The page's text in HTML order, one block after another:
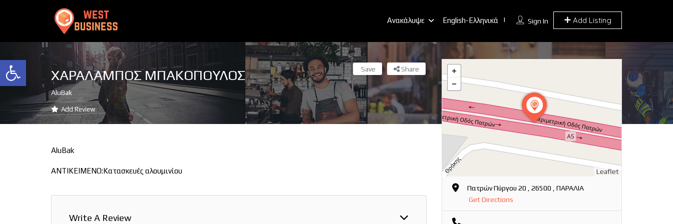
Ανοίξτε τη γραμμή εργαλείων
Sign In Add Listing
Ανακάλυψε English-Ελληνικά
ΧΑΡΑΛΑΜΠΟΣ ΜΠΑΚΟΠΟΥΛΟΣ
AluBak
Add Review
Share
Save
AluBak
ΑΝΤΙΚΕΙΜΕΝΟ:Κατασκευές αλουμινίου
Write A Review
Leaflet
Πατρών Πύργου 20 , 26500 , ΠΑΡΑΛΙΑ
Get Directions